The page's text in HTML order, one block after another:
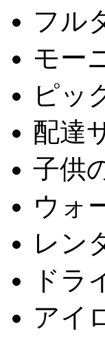
フル
モー
ピッ
配達
子供
ウォ
レン
ドラ
アイ